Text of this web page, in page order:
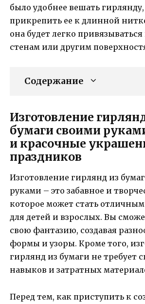
было удобнее вешать
прикрепить ее к длинной
она будет легко
стенам или другим
Содержание
Изготовление
бумаги своими
и красочные
праздников
Изготовление гирлянд из
руками – это забавное и
которое может стать
для детей и взрослых. Вы
свою фантазию, создавая
формы и узоры. Кроме того,
гирлянд из бумаги не требует
навыков и затратных
Перед тем, как приступить к